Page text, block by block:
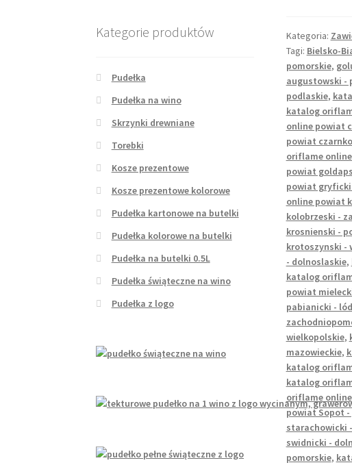
Kategoria:
Tagi: Bielsko-
pomorskie,
augustowski -
podlaskie,
katalog
online powiat
powiat
oriflame
powiat
powiat
online powiat
kolobrzeski -
krosnienski -
krotoszynski -
- dolnoslaskie,
katalog
powiat
pabianicki -
wielkopolskie,
mazowieckie,
katalog
katalog
oriflame
powiat Sopot -
starachowicki
swidnicki -
pomorskie,
Kategorie produktów
Pudełka
Pudełka na wino
Skrzynki drewniane
Torebki
Kosze prezentowe
Kosze prezentowe kolorowe
Pudełka kartonowe na butelki
Pudełka kolorowe na butelki
Pudełka na butelki 0.5L
Pudełka świąteczne na wino
Pudełka z logo